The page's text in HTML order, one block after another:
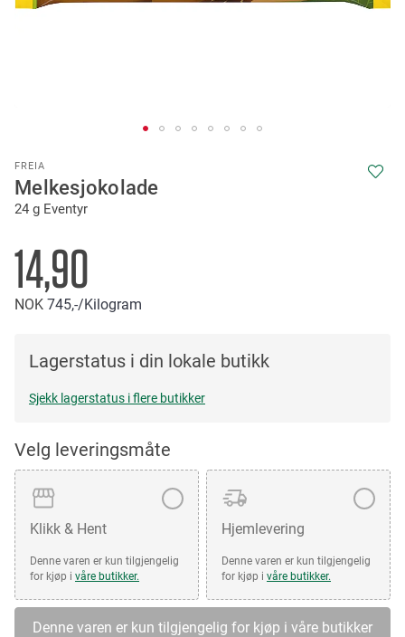
FREIA
Melkesjokolade
24 g Eventyr
14,90
NOK 745,-/Kilogram
Lagerstatus i din lokale butikk
Sjekk lagerstatus i flere butikker
Velg leveringsmåte
Klikk & Hent
Denne varen er kun tilgjengelig
for kjøp i våre butikker.
Hjemlevering
Denne varen er kun tilgjengelig
for kjøp i våre butikker.
Denne varen er kun tilgjengelig for kjøp i våre butikker
to
the
beginning
the
images
gallery